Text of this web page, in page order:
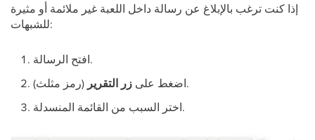
إذا كنت ترغب بالإبلاغ عن رسالة داخل اللعبة غير ملائمة أو مثيرة
للشبهات:
افتح الرسالة.
اضغط على زر التقرير
(رمز مثلث).
اختر السبب من القائمة المنسدلة.